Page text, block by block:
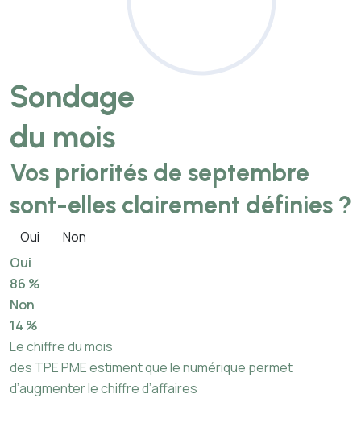
Sondage
du mois
Vos priorités de septembre
sont-elles clairement définies ?
Oui
Non
Oui
86 %
Non
14 %
Le chiffre du mois
des TPE PME estiment que le numérique permet
d’augmenter le chiffre d’affaires